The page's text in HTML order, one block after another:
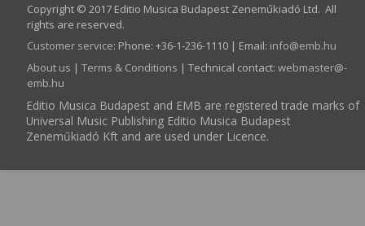
Copyright © 2017 Editio Musica Budapest Zeneműkiadó Ltd. All
rights are reserved.
Customer service: Phone: +36-1-236-1110 | Email: info­@­emb.hu
About us | Terms & Conditions | Technical contact: webmaster­@­
emb.hu
Editio Musica Budapest and EMB are registered trade marks of
Universal Music Publishing Editio Musica Budapest
Zeneműkiadó Kft and are used under Licence.